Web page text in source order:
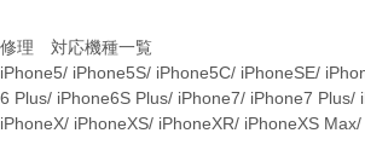
修理 対応機種一覧
iPhone5/ iPhone5S/ iPhone5C/ iPhoneSE/
6 Plus/ iPhone6S Plus/ iPhone7/ iPhone7 Plus/
iPhoneX/ iPhoneXS/ iPhoneXR/ iPhoneXS Max/